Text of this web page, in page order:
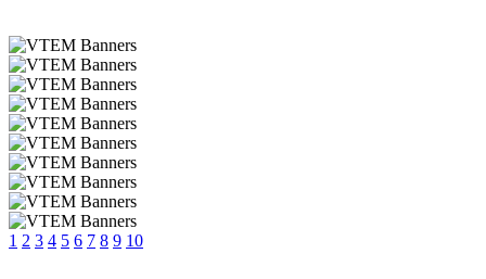
1 2 3 4 5 6 7 8 9 10